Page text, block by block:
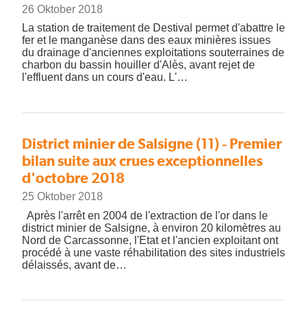
26 Oktober 2018
La station de traitement de Destival permet d'abattre le
fer et le manganèse dans des eaux minières issues
du drainage d'anciennes exploitations souterraines de
charbon du bassin houiller d'Alès, avant rejet de
l'effluent dans un cours d'eau. L'…
District minier de Salsigne (11) - Premier
bilan suite aux crues exceptionnelles
d'octobre 2018
25 Oktober 2018
Après l'arrêt en 2004 de l'extraction de l'or dans le
district minier de Salsigne, à environ 20 kilomètres au
Nord de Carcassonne, l'Etat et l'ancien exploitant ont
procédé à une vaste réhabilitation des sites industriels
délaissés, avant de…